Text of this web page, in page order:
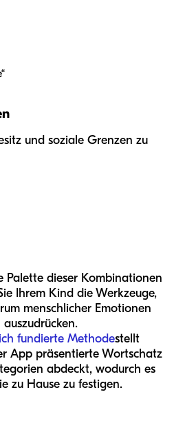
und soziale Grenzen zu
Palette dieser Kombinationen
Ihrem Kind die Werkzeuge,
menschlicher Emotionen
fundierte Methodestellt
App präsentierte Wortschatz
abdeckt, wodurch es
zu Hause zu festigen.